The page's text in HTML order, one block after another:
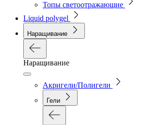
Топы светоотражающие
Liquid polygel
Наращивание
Наращивание
Акригели/Полигели
Гели